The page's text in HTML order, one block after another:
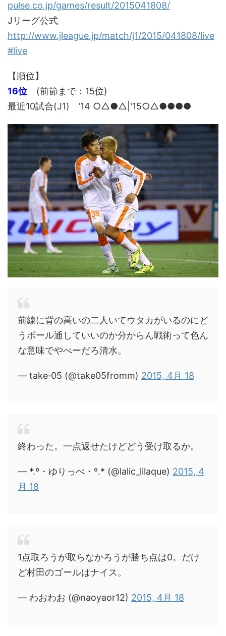
pulse.co.jp/games/result/2015041808/
Jリーグ公式
http://www.jleague.jp/match/j1/2015/041808/live
#live
【順位】
16位 (前節まで：15位)
最近10試合(J1) ’14 ○△●△|'15○△●●●●
前線に背の高いの二人いてウタカがいるのにど
うボール通していいのか分からん戦術って色ん
な意味でやべーだろ清水。
— take‐05 (@take05fromm) 2015, 4月 18
終わった。一点返せたけどどう受け取るか。
— *.º・ゆりっぺ・º.* (@lalic_lilaque) 2015, 4
月 18
1点取ろうが取らなかろうが勝ち点は0。だけ
ど村田のゴールはナイス。
— わおわお (@naoyaor12) 2015, 4月 18